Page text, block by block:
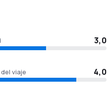
3,0
viaje 4,0